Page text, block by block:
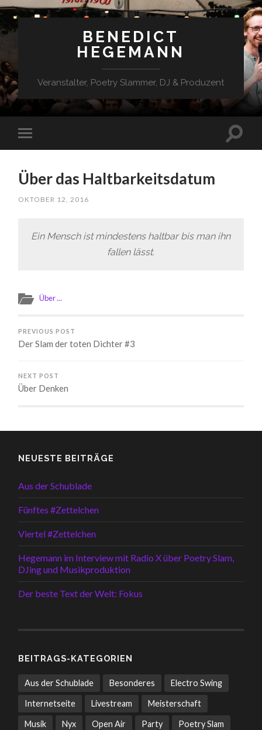
BENEDICT
HEGEMANN
Veranstalter, Poetry Slammer, DJ & Produzent
Über das Haltbarkeitsdatum
OKTOBER 12, 2016
Ein Mensch ist mindestens haltbar bis man ihn
fallen lässt.
Über ...
PREVIOUS POST
Der Slam der toten Dichter #3
NEXT POST
Über Denken
NEUESTE BEITRÄGE
Aus der Schublade
Fünftes #Zettelchen
Viertel #Zettelchen
Hegemann im Interview mit Radio X über Poetry Slam,
DJing und Musikproduktion
Der beste Text der Welt: Fokus
BEITRAGS-KATEGORIEN
Aus der Schublade Besonderes Electro Swing
Internetseite Livestream Meisterschaft
Musik Nyx Open Air Party Poetry Slam